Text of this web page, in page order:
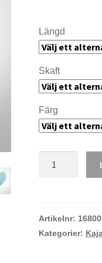
Längd
Skaft
Färg
Artikelnr:
Kategorier: